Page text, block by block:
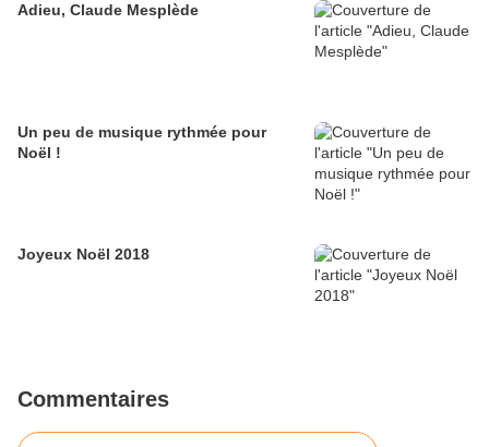
Adieu, Claude Mesplède
Un peu de musique rythmée pour
Noël !
Joyeux Noël 2018
Commentaires